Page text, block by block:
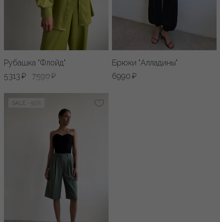
Рубашка "Флойд"
5313 ₽
7590 ₽
Брюки "Алладины"
6990 ₽
SALE -50%